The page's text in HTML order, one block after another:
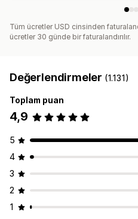
Tüm ücretler USD cinsinden
ücretler 30 günde bir faturalandırılır.
Değerlendirmeler (1.131)
Toplam puan
4,9
5
4
3
2
1